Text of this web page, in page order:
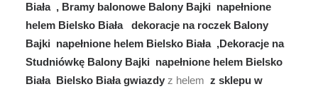
Biała , Bramy balonowe Balony Bajki napełnione
helem Bielsko Biała dekoracje na roczek Balony
Bajki napełnione helem Bielsko Biała ,Dekoracje na
Studniówkę Balony Bajki napełnione helem Bielsko
Biała Bielsko Biała gwiazdy z helem z sklepu w